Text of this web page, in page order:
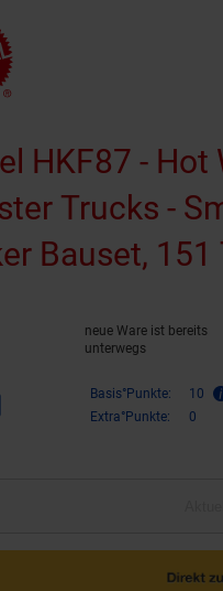
HKF87 - Hot
Trucks -
Bauset, 151
neue Ware ist bereits
unterwegs
Basis°Punkte:
10
Extra°Punkte:
0